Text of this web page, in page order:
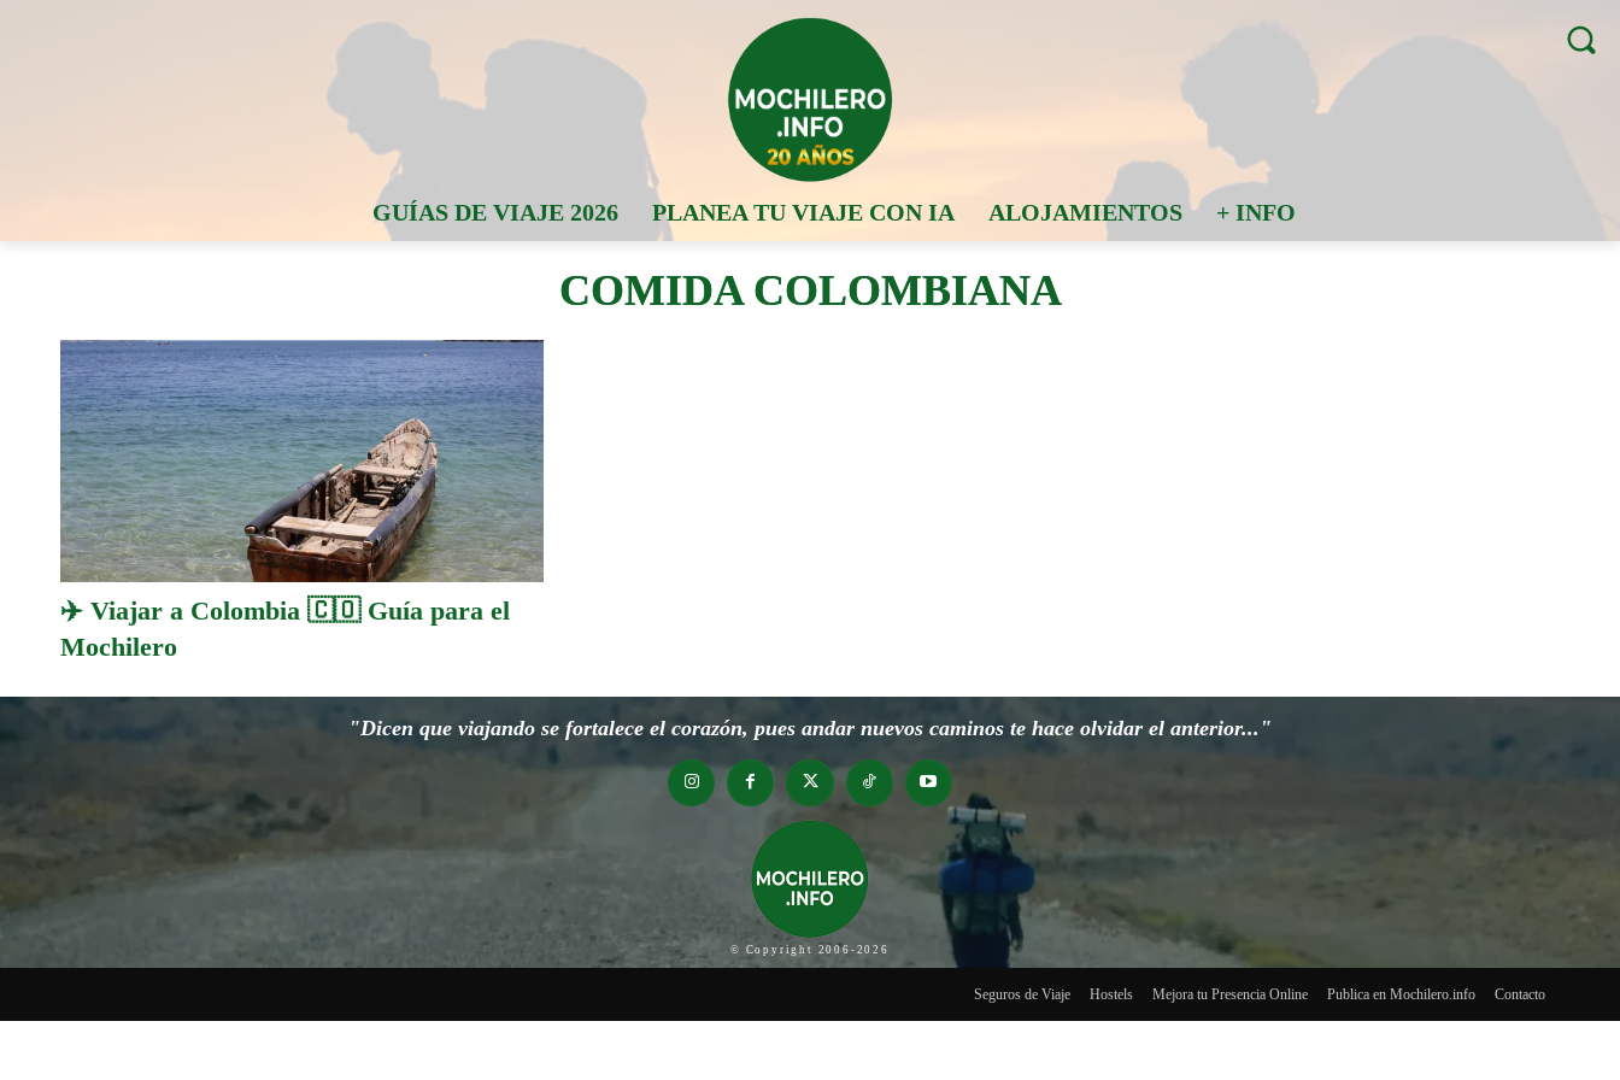
GUÍAS DE VIAJE 2026 PLANEA TU VIAJE CON IA ALOJAMIENTOS + INFO
COMIDA COLOMBIANA
✈️ Viajar a Colombia 🇨🇴 Guía para el
Mochilero
"Dicen que viajando se fortalece el corazón, pues andar nuevos caminos te hace olvidar el anterior..."
© Copyright 2006-2026
Seguros de Viaje Hostels Mejora tu Presencia Online Publica en Mochilero.info Contacto